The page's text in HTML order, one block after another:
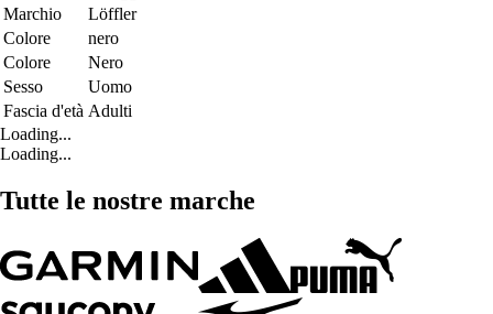
Marchio
Löffler
Colore
nero
Colore
Nero
Sesso
Uomo
Fascia d'età Adulti
Loading...
Loading...
Tutte le nostre marche